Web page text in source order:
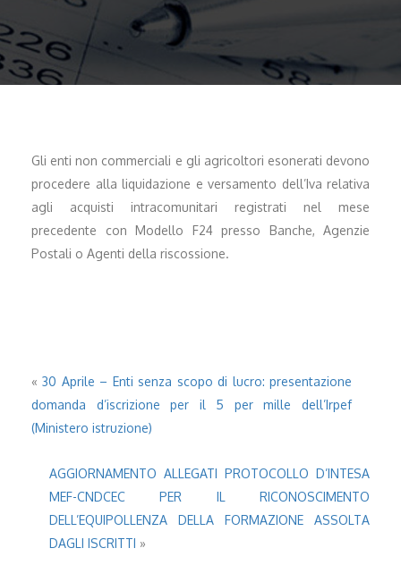
Gli enti non commerciali e gli agricoltori esonerati devono
procedere alla liquidazione e versamento dell’Iva relativa
agli acquisti intracomunitari registrati nel mese
precedente con Modello F24 presso Banche, Agenzie
Postali o Agenti della riscossione.
«30 Aprile – Enti senza scopo di lucro: presentazione
domanda d’iscrizione per il 5 per mille dell’Irpef
(Ministero istruzione)
AGGIORNAMENTO ALLEGATI PROTOCOLLO D’INTESA
MEF-CNDCEC PER IL RICONOSCIMENTO
DELL’EQUIPOLLENZA DELLA FORMAZIONE ASSOLTA
DAGLI ISCRITTI »